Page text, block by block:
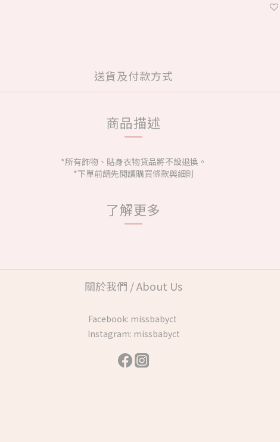
送貨及付款方式
商品描述
*所有飾物、貼身衣物貨品將不設退換。
*下單前請先閱讀購買條款與細則
了解更多
關於我們 / About Us
Facebook: missbabyct
Instagram: missbabyct